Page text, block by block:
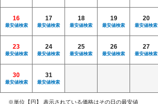
16
最安値検索
17
最安値検索
18
最安値検索
19
最安値検索
20
最安値検索
23
最安値検索
24
最安値検索
25
最安値検索
26
最安値検索
27
最安値検索
30
最安値検索
31
最安値検索
※単位【円】 表示されている価格はその日の最安値